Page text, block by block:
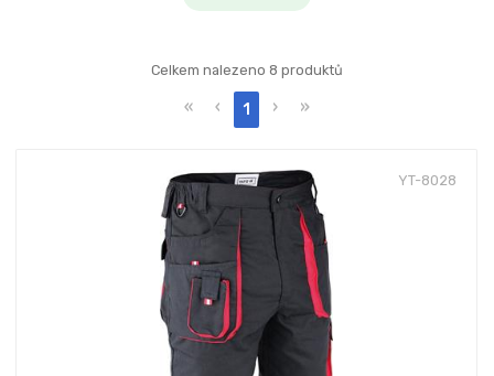
Celkem nalezeno 8 produktů
« ‹ 1 › »
YT-8028